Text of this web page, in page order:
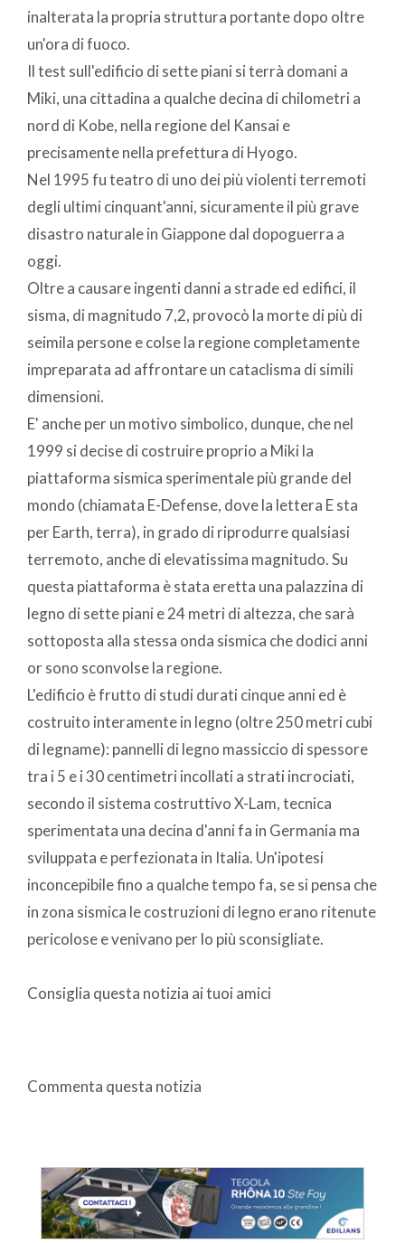
inalterata la propria struttura portante dopo oltre
un'ora di fuoco.
Il test sull'edificio di sette piani si terrà domani a
Miki, una cittadina a qualche decina di chilometri a
nord di Kobe, nella regione del Kansai e
precisamente nella prefettura di Hyogo.
Nel 1995 fu teatro di uno dei più violenti terremoti
degli ultimi cinquant'anni, sicuramente il più grave
disastro naturale in Giappone dal dopoguerra a
oggi.
Oltre a causare ingenti danni a strade ed edifici, il
sisma, di magnitudo 7,2, provocò la morte di più di
seimila persone e colse la regione completamente
impreparata ad affrontare un cataclisma di simili
dimensioni.
E' anche per un motivo simbolico, dunque, che nel
1999 si decise di costruire proprio a Miki la
piattaforma sismica sperimentale più grande del
mondo (chiamata E-Defense, dove la lettera E sta
per Earth, terra), in grado di riprodurre qualsiasi
terremoto, anche di elevatissima magnitudo. Su
questa piattaforma è stata eretta una palazzina di
legno di sette piani e 24 metri di altezza, che sarà
sottoposta alla stessa onda sismica che dodici anni
or sono sconvolse la regione.
L'edificio è frutto di studi durati cinque anni ed è
costruito interamente in legno (oltre 250 metri cubi
di legname): pannelli di legno massiccio di spessore
tra i 5 e i 30 centimetri incollati a strati incrociati,
secondo il sistema costruttivo X-Lam, tecnica
sperimentata una decina d'anni fa in Germania ma
sviluppata e perfezionata in Italia. Un'ipotesi
inconcepibile fino a qualche tempo fa, se si pensa che
in zona sismica le costruzioni di legno erano ritenute
pericolose e venivano per lo più sconsigliate.
Consiglia questa notizia ai tuoi amici
Commenta questa notizia